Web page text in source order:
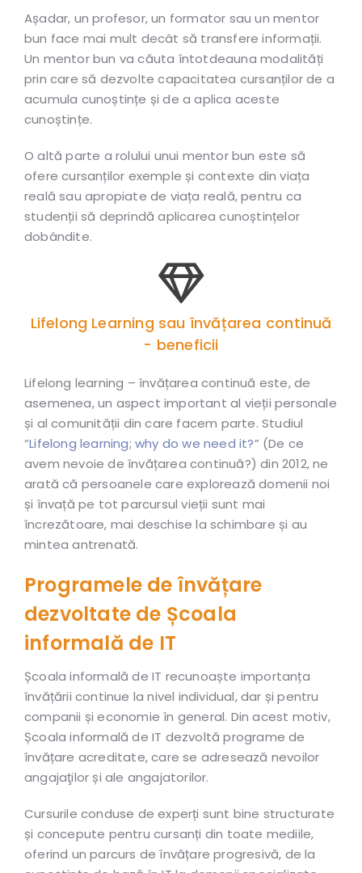
Așadar, un profesor, un formator sau un mentor
bun face mai mult decât să transfere informații.
Un mentor bun va căuta întotdeauna modalități
prin care să dezvolte capacitatea cursanților de a
acumula cunoștințe și de a aplica aceste
cunoștințe.
O altă parte a rolului unui mentor bun este să
ofere cursanților exemple și contexte din viața
reală sau apropiate de viața reală, pentru ca
studenții să deprindă aplicarea cunoștințelor
dobândite.
Lifelong Learning sau învățarea continuă
- beneficii
Lifelong learning – învățarea continuă este, de
asemenea, un aspect important al vieții personale
și al comunității din care facem parte. Studiul
“Lifelong learning; why do we need it?” (De ce
avem nevoie de învățarea continuă?) din 2012, ne
arată că persoanele care explorează domenii noi
și învață pe tot parcursul vieții sunt mai
încrezătoare, mai deschise la schimbare și au
mintea antrenată.
Programele de învățare
dezvoltate de Școala
informală de IT
Școala informală de IT recunoaște importanța
învățării continue la nivel individual, dar și pentru
companii și economie în general. Din acest motiv,
Școala informală de IT dezvoltă programe de
învățare acreditate, care se adresează nevoilor
angajaţilor și ale angajatorilor.
Cursurile conduse de experți sunt bine structurate
și concepute pentru cursanți din toate mediile,
oferind un parcurs de învățare progresivă, de la